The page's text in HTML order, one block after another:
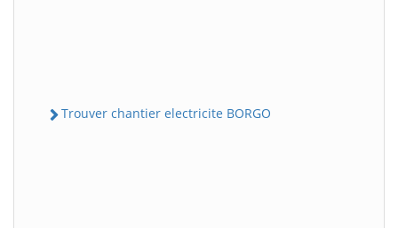
Trouver chantier electricite BORGO